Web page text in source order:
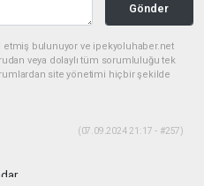
Gönder
etmiş bulunuyor ve ipekyoluhaber.net
veya dolaylı tüm sorumluluğu tek
site yönetimi hiçbir şekilde
(07.09.2024 21:17 - #257)